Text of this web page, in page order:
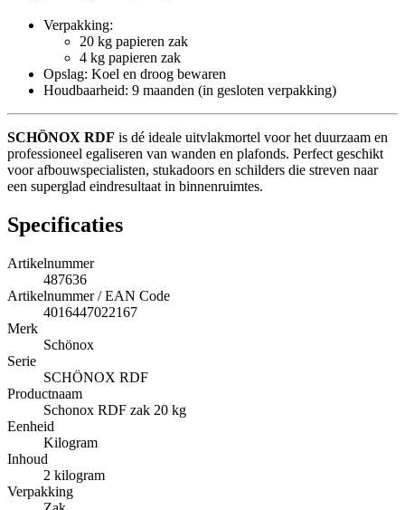
Verpakking:
20 kg papieren zak
4 kg papieren zak
Opslag: Koel en droog bewaren
Houdbaarheid: 9 maanden (in gesloten verpakking)
SCHÖNOX RDF is dé ideale uitvlakmortel voor het duurzaam en
professioneel egaliseren van wanden en plafonds. Perfect geschikt
voor afbouwspecialisten, stukadoors en schilders die streven naar
een superglad eindresultaat in binnenruimtes.
Specificaties
Artikelnummer
487636
Artikelnummer / EAN Code
4016447022167
Merk
Schönox
Serie
SCHÖNOX RDF
Productnaam
Schonox RDF zak 20 kg
Eenheid
Kilogram
Inhoud
2 kilogram
Verpakking